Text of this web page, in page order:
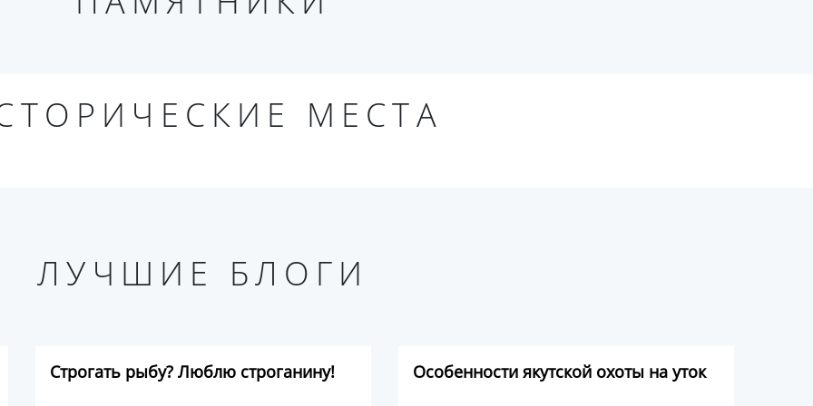
МЕСТА
ЛУЧШИЕ БЛОГИ
Строгать рыбу? Люблю строганину! Особенности якутской охоты на уток